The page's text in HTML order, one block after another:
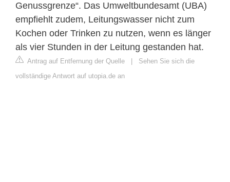
Genussgrenze“. Das Umweltbundesamt (UBA)
empfiehlt zudem, Leitungswasser nicht zum
Kochen oder Trinken zu nutzen, wenn es länger
als vier Stunden in der Leitung gestanden hat.
Antrag auf Entfernung der Quelle
Sehen Sie sich die
vollständige Antwort auf utopia.de an